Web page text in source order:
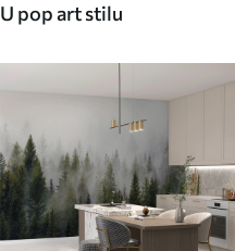
U pop art stilu